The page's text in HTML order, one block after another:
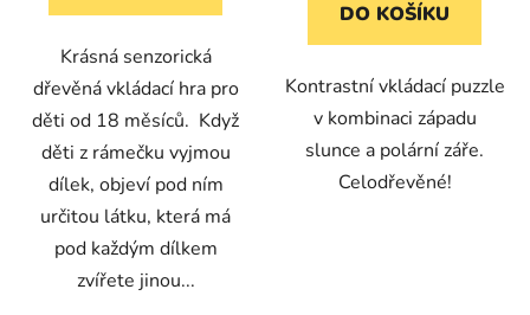
Krásná senzorická
dřevěná vkládací hra pro
děti od 18 měsíců. Když
děti z rámečku vyjmou
dílek, objeví pod ním
určitou látku, která má
pod každým dílkem
zvířete jinou...
DO KOŠÍKU
Kontrastní vkládací puzzle
v kombinaci západu
slunce a polární záře.
Celodřevěné!